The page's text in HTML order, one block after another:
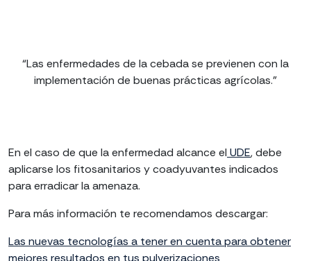
“Las enfermedades de la cebada se previenen con la
implementación de buenas prácticas agrícolas.”
En el caso de que la enfermedad alcance el UDE, debe
aplicarse los fitosanitarios y coadyuvantes indicados
para erradicar la amenaza.
Para más información te recomendamos descargar:
Las nuevas tecnologías a tener en cuenta para obtener
mejores resultados en tus pulverizaciones